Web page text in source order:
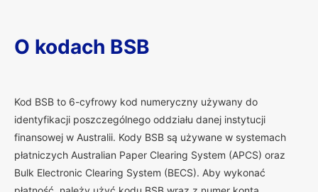
O kodach BSB
Kod BSB to 6-cyfrowy kod numeryczny używany do
identyfikacji poszczególnego oddziału danej instytucji
finansowej w Australii. Kody BSB są używane w systemach
płatniczych Australian Paper Clearing System (APCS) oraz
Bulk Electronic Clearing System (BECS). Aby wykonać